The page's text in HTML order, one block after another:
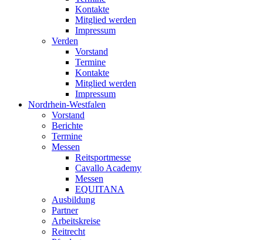
Kontakte
Mitglied werden
Impressum
Verden
Vorstand
Termine
Kontakte
Mitglied werden
Impressum
Nordrhein-Westfalen
Vorstand
Berichte
Termine
Messen
Reitsportmesse
Cavallo Academy
Messen
EQUITANA
Ausbildung
Partner
Arbeitskreise
Reitrecht